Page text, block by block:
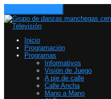
Inicio
Programación
Programas
Informativos
Visión de Juego
A pie de calle
Calle Ancha
Mano a Mano